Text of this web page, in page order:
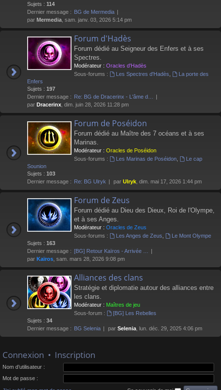
Sujets : 114
Dernier message : BG de Mermedia
par Mermedia , sam. janv. 03, 2026 5:14 pm
Forum d'Hadès
Forum dédié au Seigneur des Enfers et à ses
Spectres.
Modérateur : Oracles d'Hadès
Sous-forums :
Les Spectres d'Hadès
La porte des
Enfers
Sujets : 197
Dernier message : Re: BG de Dracerinx - L'âme d…
par Dracerinx , dim. juin 28, 2026 11:28 pm
Forum de Poséidon
Forum dédié au Maître des 7 océans et à ses
Marinas.
Modérateur : Oracles de Poséidon
Sous-forums :
Les Marinas de Poséidon,
Le cap
Sounion
Sujets : 103
Dernier message : Re: BG Ulryk par Ulryk , dim. mai 17, 2026 1:44 pm
Forum de Zeus
Forum dédié au Dieu des Dieux, Roi de l'Olympe,
et à ses Anges.
Modérateur : Oracles de Zeus
Sous-forums :
Les Anges de Zeus
Le Mont Olympe
Sujets : 163
Dernier message : [BG] Retour Kaïros - Arrivée …
par Kaïros , sam. mars 28, 2026 9:08 pm
Alliances des clans
Stratégie et diplomatie autour des alliances entre
les clans.
Modérateur : Maîtres de jeu
Sous-forum :
[BG] Les Rebelles
Sujets : 34
Dernier message : BG Selenia par Selenia , lun. déc. 29, 2025 4:06 pm
Connexion • Inscription
Nom d’utilisateur :
Mot de passe :